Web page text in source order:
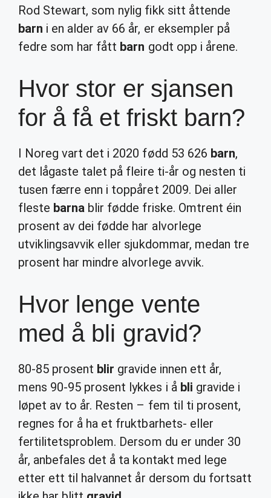
Rod Stewart, som nylig fikk sitt åttende
barn i en alder av 66 år, er eksempler på
fedre som har fått barn godt opp i årene.
Hvor stor er sjansen
for å få et friskt barn?
I Noreg vart det i 2020 fødd 53 626 barn,
det lågaste talet på fleire ti-år og nesten ti
tusen færre enn i toppåret 2009. Dei aller
fleste barna blir fødde friske. Omtrent éin
prosent av dei fødde har alvorlege
utviklingsavvik eller sjukdommar, medan tre
prosent har mindre alvorlege avvik.
Hvor lenge vente
med å bli gravid?
80-85 prosent blir gravide innen ett år,
mens 90-95 prosent lykkes i å bli gravide i
løpet av to år. Resten – fem til ti prosent,
regnes for å ha et fruktbarhets- eller
fertilitetsproblem. Dersom du er under 30
år, anbefales det å ta kontakt med lege
etter ett til halvannet år dersom du fortsatt